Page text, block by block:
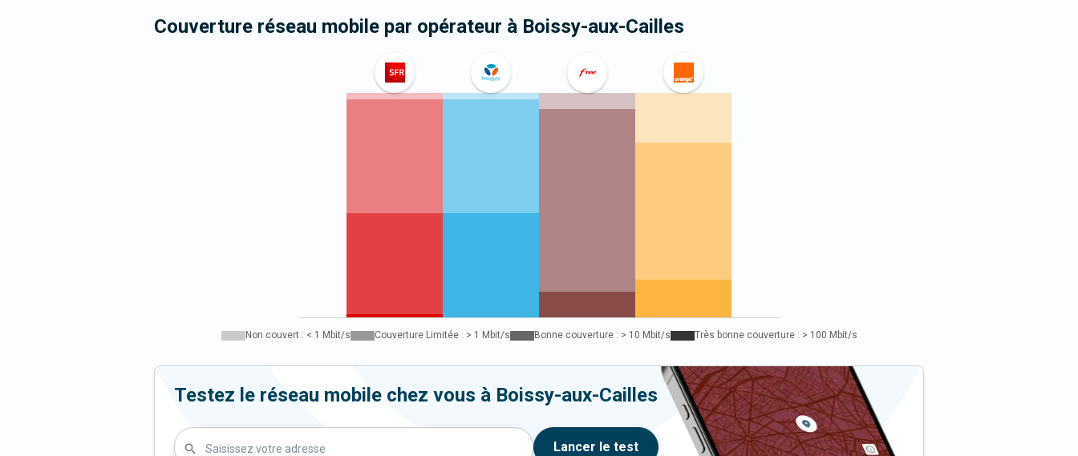
Couverture réseau mobile par opérateur à Boissy-aux-Cailles
Non couvert : < 1 Mbit/s Couverture Limitée : > 1 Mbit/s Bonne couverture : > 10 Mbit/s Très bonne couverture : > 100 Mbit/s
Testez le réseau mobile chez vous à Boissy-aux-Cailles
Saisissez votre adresse Lancer le test